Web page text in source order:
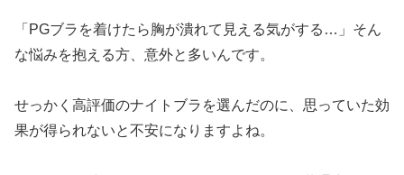
「PGブラを着けたら胸が潰れて見える気がする…」そん
な悩みを抱える方、意外と多いんです。
せっかく高評価のナイトブラを選んだのに、思っていた効
果が得られないと不安になりますよね。